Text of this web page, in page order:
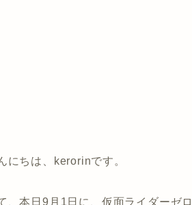
にちは、kerorinです。
、本日9月1日に、仮面ライダーゼ